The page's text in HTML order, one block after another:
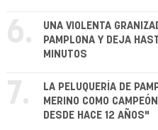
6.
UNA VIOLENTA
PAMPLONA Y DEJA
MINUTOS
7.
LA PELUQUERÍA DE
MERINO COMO
DESDE HACE 12 AÑOS"